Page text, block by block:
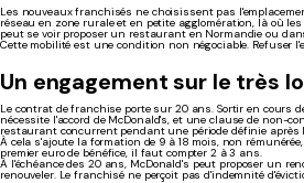
Les nouveaux franchisés ne choisissent pas
réseau en zone rurale et en petite agglomération, là où
peut se voir proposer un restaurant en Normandie ou
Cette mobilité est une condition non négociable. Refuser
Un engagement sur le très
Le contrat de franchise porte sur 20 ans. Sortir en cours
nécessite l'accord de McDonald's, et une clause de non-
restaurant concurrent pendant une période définie
À cela s'ajoute la formation de 9 à 18 mois, non
premier euro de bénéfice, il faut compter 2 à 3 ans.
À l'échéance des 20 ans, McDonald's peut proposer un
renouveler. Le franchisé ne perçoit pas d'indemnité